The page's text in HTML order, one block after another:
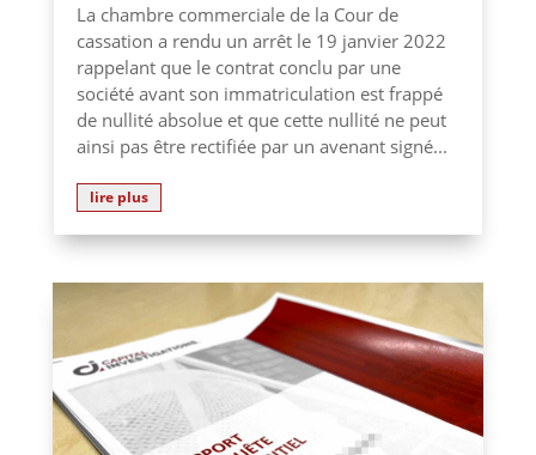
La chambre commerciale de la Cour de
cassation a rendu un arrêt le 19 janvier 2022
rappelant que le contrat conclu par une
société avant son immatriculation est frappé
de nullité absolue et que cette nullité ne peut
ainsi pas être rectifiée par un avenant signé...
lire plus